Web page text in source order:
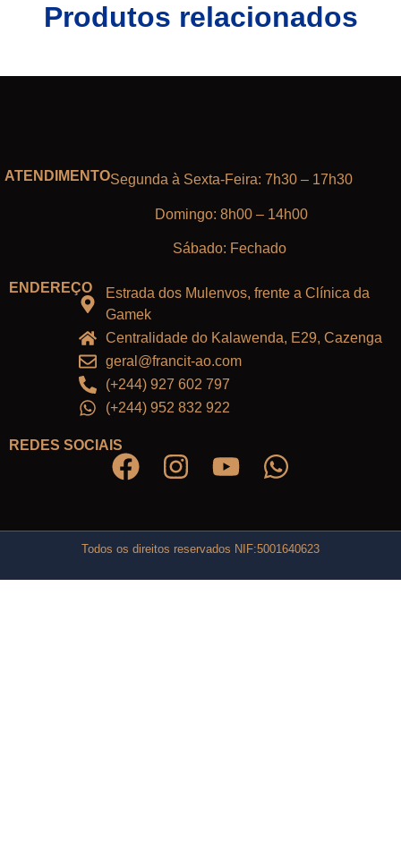
Produtos relacionados
ATENDIMENTOSegunda à Sexta-Feira: 7h30 – 17h30
Domingo: 8h00 – 14h00
Sábado: Fechado
ENDEREÇO
Estrada dos Mulenvos, frente a Clínica da
Gamek
Centralidade do Kalawenda, E29, Cazenga
geral@francit-ao.com
(+244) 927 602 797
(+244) 952 832 922
REDES SOCIAIS
Todos os direitos reservados NIF:5001640623